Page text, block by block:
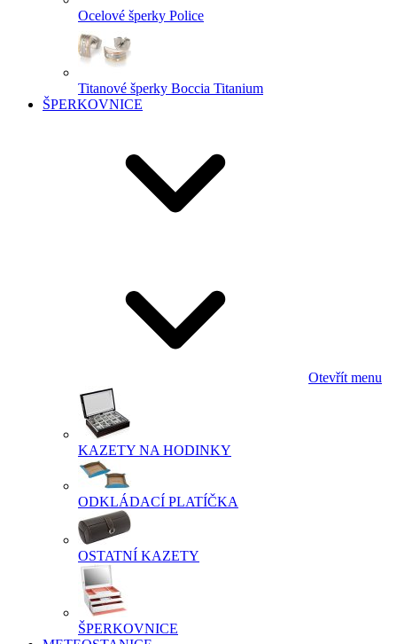
Ocelové šperky Police
Titanové šperky Boccia Titanium
ŠPERKOVNICE
Otevřít menu
KAZETY NA HODINKY
ODKLÁDACÍ PLATÍČKA
OSTATNÍ KAZETY
ŠPERKOVNICE